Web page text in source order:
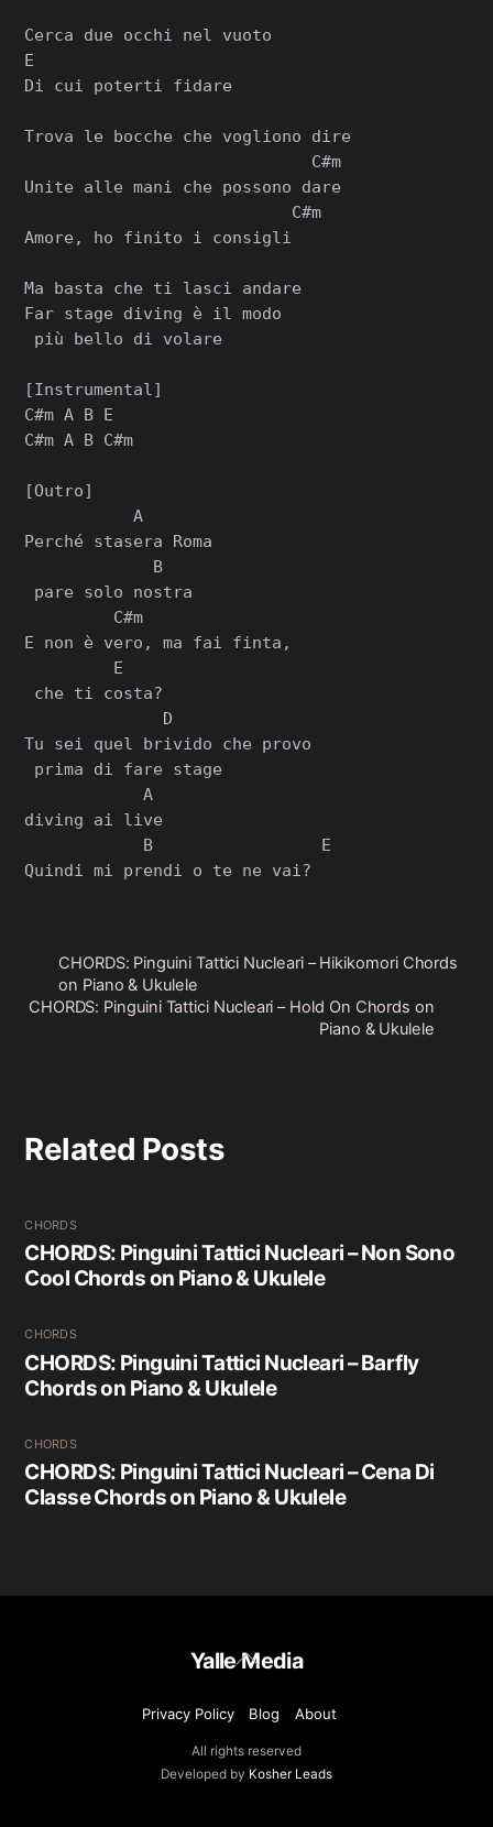
Cerca due occhi nel vuoto
E
Di cui poterti fidare
Trova le bocche che vogliono dire
                             C#m
Unite alle mani che possono dare
                           C#m
Amore, ho finito i consigli
Ma basta che ti lasci andare
Far stage diving è il modo
più bello di volare
[Instrumental]
C#m A B E
C#m A B C#m
[Outro]
           A
Perché stasera Roma
             B
pare solo nostra
         C#m
E non è vero, ma fai finta,
         E
che ti costa?
              D
Tu sei quel brivido che provo
prima di fare stage
            A
diving ai live
            B                 E
CHORDS: Pinguini Tattici Nucleari – Hikikomori Chords
on Piano & Ukulele
CHORDS: Pinguini Tattici Nucleari – Hold On Chords on
Piano & Ukulele
Related Posts
CHORDS
CHORDS: Pinguini Tattici Nucleari – Non Sono
Cool Chords on Piano & Ukulele
CHORDS
CHORDS: Pinguini Tattici Nucleari – Barfly
Chords on Piano & Ukulele
CHORDS
CHORDS: Pinguini Tattici Nucleari – Cena Di
Classe Chords on Piano & Ukulele
Back
To
Yalle Media
Privacy Policy Blog About
All rights reserved
Developed by Kosher Leads